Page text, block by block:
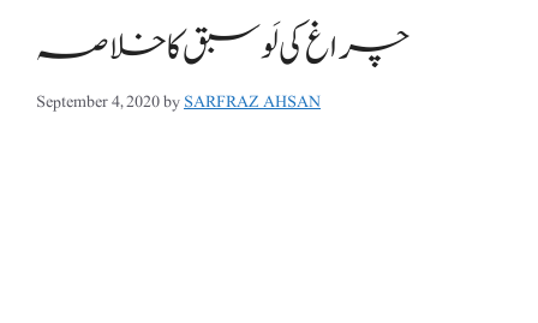
چراغ کی لَو سبق کا خلاصہ
September 4, 2020bySARFRAZ AHSAN